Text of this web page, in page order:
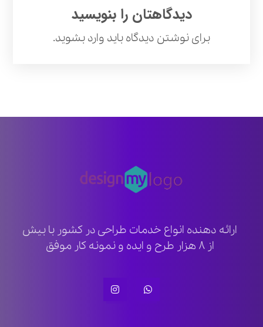
دیدگاهتان را بنویسید
برای نوشتن دیدگاه باید وارد بشوید.
ارائه دهنده انواع خدمات طراحی در کشور با بیش
از ۸ هزار طرح و ایده و نمونه کار موفق